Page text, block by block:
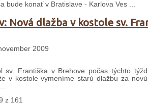
bude konať v Bratislave - Karlova Ves ...
Nová dlažba v kostole sv.
2009
sv. Františka v Brehove počas týchto
v kostole vymeníme starú dlažbu za
z 161